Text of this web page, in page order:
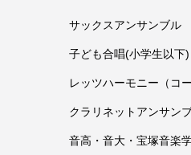
サックスアンサンブル
子ども合唱(小学生以下)
レッツハーモニー（コ
クラリネットアンサン
音高・音大・宝塚音楽